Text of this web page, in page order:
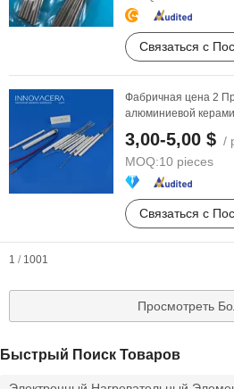
Связаться с
Фабричная цена 2
алюминиевой
3,00-5,00 $ /
MOQ:10 pieces
Связаться с
1 / 1001
Просмотреть
Быстрый Поиск Товаров